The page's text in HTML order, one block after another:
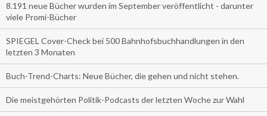
8.191 neue Bücher wurden im September veröffentlicht - darunter
viele Promi-Bücher
SPIEGEL Cover-Check bei 500 Bahnhofsbuchhandlungen in den
letzten 3 Monaten
Buch-Trend-Charts: Neue Bücher, die gehen und nicht stehen.
Die meistgehörten Politik-Podcasts der letzten Woche zur Wahl